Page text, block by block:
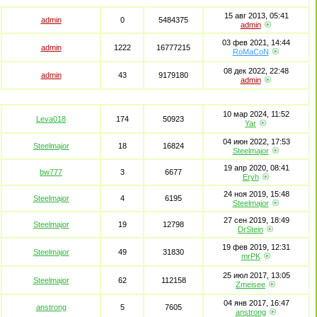
admin 0 5484375
15 авг 2013, 05:41
admin
admin 1222 16777215
03 фев 2021, 14:44
RoMaCoN
admin 43 9179180
08 дек 2022, 22:48
admin
Leva018 174 50923
10 мар 2024, 11:52
Yar
Steelmajor 18 16824
04 июн 2022, 17:53
Steelmajor
bw777 3 6677
19 апр 2020, 08:41
Eryh
Steelmajor 4 6195
24 ноя 2019, 15:48
Steelmajor
Steelmajor 19 12798
27 сен 2019, 18:49
DrStein
Steelmajor 49 31830
19 фев 2019, 12:31
mrPK
Steelmajor 62 112158
25 июл 2017, 13:05
Zmeisee
anstrong 5 7605
04 янв 2017, 16:47
anstrong